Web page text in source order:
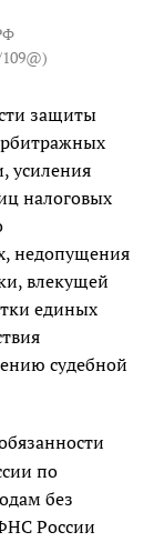
)
защиты
усиления
налоговых
недопущения
влекущей
единых
судебной
по
без
России